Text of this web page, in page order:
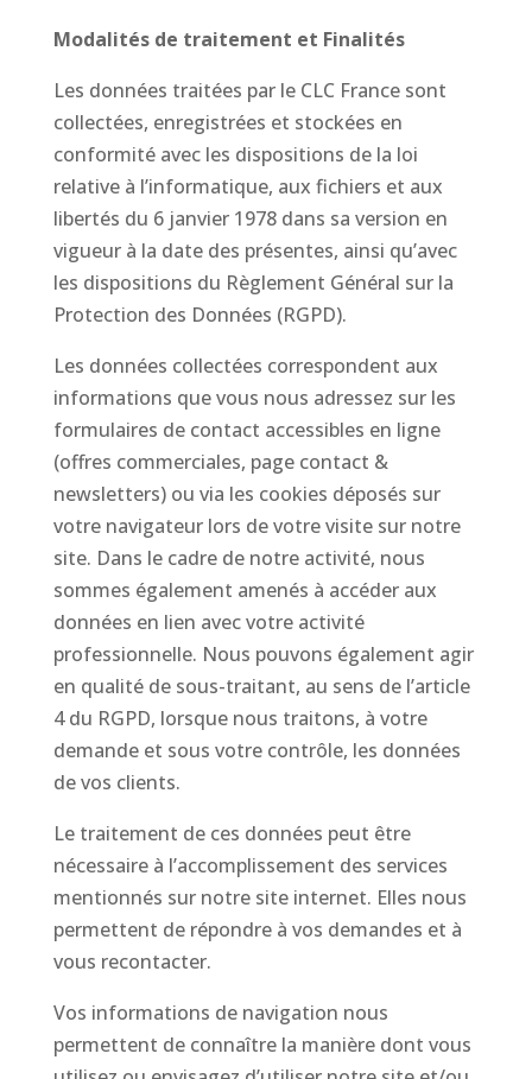
Modalités de traitement et Finalités
Les données traitées par le CLC France sont
collectées, enregistrées et stockées en
conformité avec les dispositions de la loi
relative à l’informatique, aux fichiers et aux
libertés du 6 janvier 1978 dans sa version en
vigueur à la date des présentes, ainsi qu’avec
les dispositions du Règlement Général sur la
Protection des Données (RGPD).
Les données collectées correspondent aux
informations que vous nous adressez sur les
formulaires de contact accessibles en ligne
(offres commerciales, page contact &
newsletters) ou via les cookies déposés sur
votre navigateur lors de votre visite sur notre
site. Dans le cadre de notre activité, nous
sommes également amenés à accéder aux
données en lien avec votre activité
professionnelle. Nous pouvons également agir
en qualité de sous-traitant, au sens de l’article
4 du RGPD, lorsque nous traitons, à votre
demande et sous votre contrôle, les données
de vos clients.
Le traitement de ces données peut être
nécessaire à l’accomplissement des services
mentionnés sur notre site internet. Elles nous
permettent de répondre à vos demandes et à
vous recontacter.
Vos informations de navigation nous
permettent de connaître la manière dont vous